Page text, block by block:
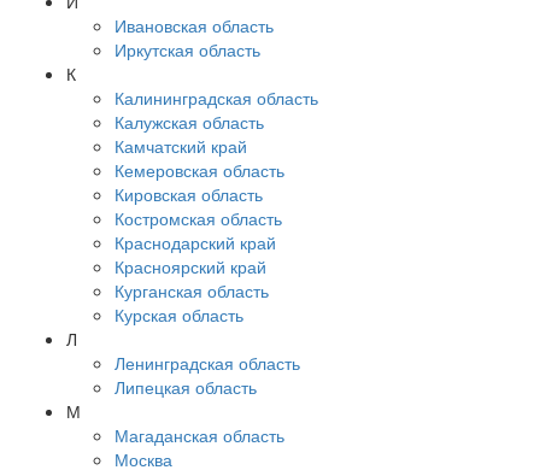
Ивановская область
Иркутская область
К
Калининградская область
Калужская область
Камчатский край
Кемеровская область
Кировская область
Костромская область
Краснодарский край
Красноярский край
Курганская область
Курская область
Л
Ленинградская область
Липецкая область
М
Магаданская область
Москва